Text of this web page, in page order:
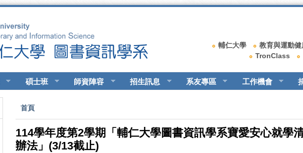
輔仁大學 教育與運動
TronClass
碩士班 師資陣容 招生訊息 系友專區 工作機會
您在這裡
首頁
114學年度第2學期「輔仁大學圖書資訊學系寶愛安心就學
辦法」(3/13截止)